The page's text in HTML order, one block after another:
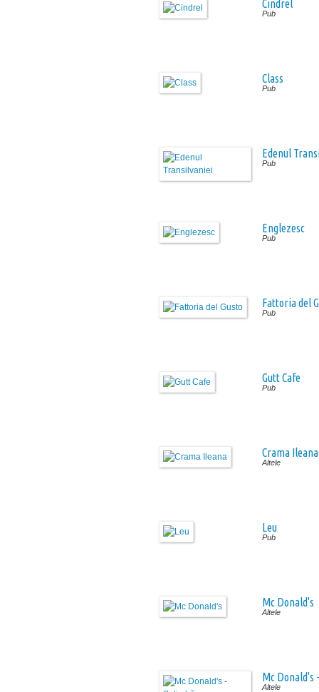
Cindrel
Pub
Class
Pub
Edenul
Pub
Englezesc
Pub
Fattoria del
Pub
Gutt Cafe
Pub
Crama Ileana
Altele
Leu
Pub
Mc Donald's
Altele
Mc Donald's
Altele